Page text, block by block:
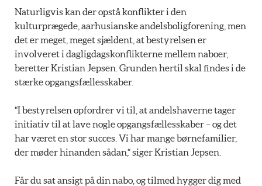
Naturligvis kan der opstå konflikter i den
kulturprægede, aarhusianske andelsboligforening, men
det er meget, meget sjældent, at bestyrelsen er
involveret i dagligdagskonflikterne mellem naboer,
beretter Kristian Jepsen. Grunden hertil skal findes i de
stærke opgangsfællesskaber.
“I bestyrelsen opfordrer vi til, at andelshaverne tager
initiativ til at lave nogle opgangsfællesskaber – og det
har været en stor succes. Vi har mange børnefamilier,
der møder hinanden sådan,“ siger Kristian Jepsen.
Får du sat ansigt på din nabo, og tilmed hygger dig med